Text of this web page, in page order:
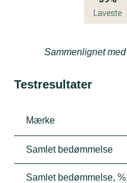
Laveste
Sammenlignet med
Testresultater
Mærke
Samlet bedømmelse
Samlet bedømmelse, %